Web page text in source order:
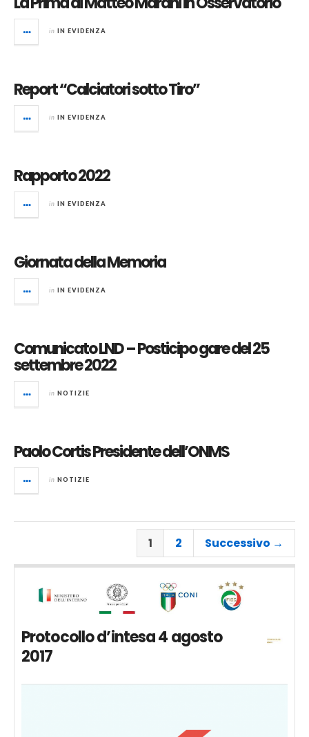
in IN EVIDENZA
Report “Calciatori sotto Tiro”
in IN EVIDENZA
Rapporto 2022
in IN EVIDENZA
Giornata della Memoria
in IN EVIDENZA
Comunicato LND – Posticipo gare del 25
settembre 2022
in NOTIZIE
Paolo Cortis Presidente dell’ONMS
in NOTIZIE
1 2 Successivo →
Protocollo d’intesa 4 agosto
2017